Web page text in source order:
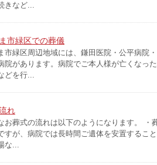
きなど...
市緑区での葬儀
市緑区周辺地域には、鎌田医院・公平病院
院があります。病院でご本人様が亡くなっ
どを行...
れ
お葬式の流れは以下のようになります。
すが、病院では長時間ご遺体を安置するこ
な...